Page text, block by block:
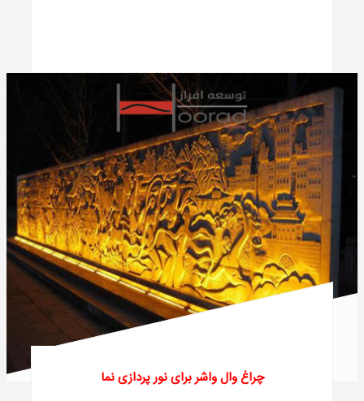
چراغ وال واشر برای نور پردازی نما